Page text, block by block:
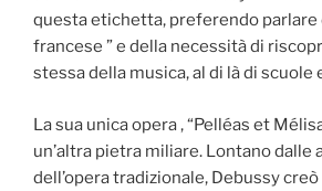
questa etichetta, preferendo parlare
francese ” e della necessità di
stessa della musica, al di là di scuole
La sua unica opera , “Pelléas et
un’altra pietra miliare. Lontano dalle
dell’opera tradizionale, Debussy creò